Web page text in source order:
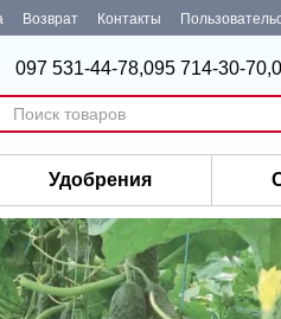
Возврат Контакты
097 531-44-78,095 714-30-70,
Удобрения